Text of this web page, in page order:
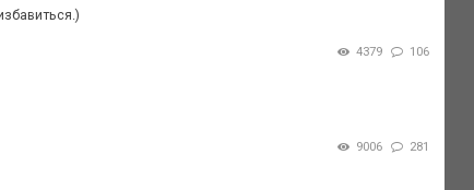
4379 106
9006 281